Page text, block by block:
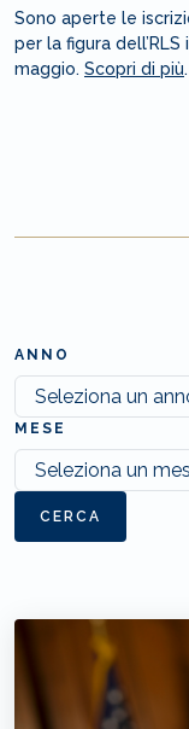
Sono aperte le
per la figura
maggio. Scopri di più.
ANNO
MESE
CERCA